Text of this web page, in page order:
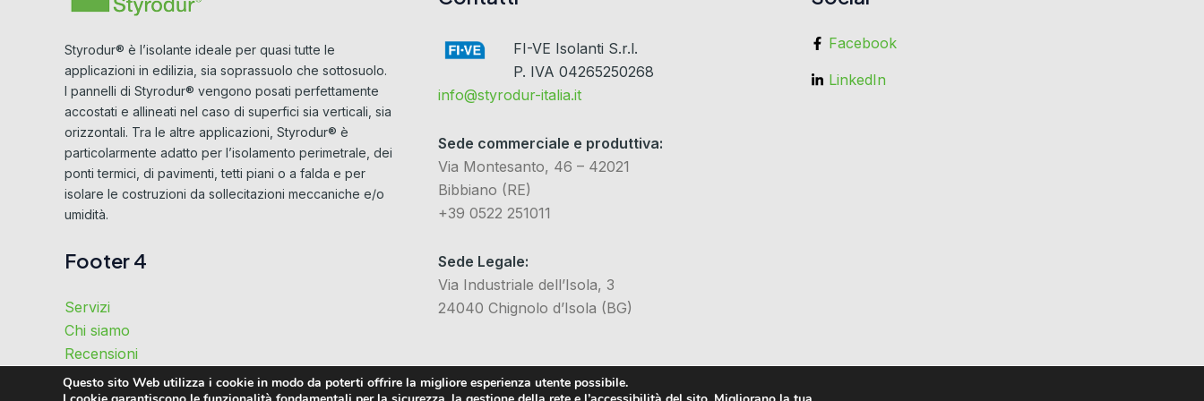
Styrodur® è l’isolante ideale per quasi tutte le
applicazioni in edilizia, sia soprassuolo che sottosuolo.
I pannelli di Styrodur® vengono posati perfettamente
accostati e allineati nel caso di superfici sia verticali, sia
orizzontali. Tra le altre applicazioni, Styrodur® è
particolarmente adatto per l’isolamento perimetrale, dei
ponti termici, di pavimenti, tetti piani o a falda e per
isolare le costruzioni da sollecitazioni meccaniche e/o
umidità.
Footer 4
Servizi
Chi siamo
Recensioni
Perché noi
FI-VE Isolanti S.r.l.
P. IVA 04265250268
info@styrodur-italia.it
Sede commerciale e produttiva:
Via Montesanto, 46 – 42021
Bibbiano (RE)
+39 0522 251011
Sede Legale:
Via Industriale dell’Isola, 3
24040 Chignolo d’Isola (BG)
Facebook
LinkedIn
Questo sito Web utilizza i cookie in modo da poterti offrire la migliore esperienza utente possibile.